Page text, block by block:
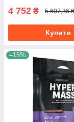
4 752 ₴ 5 607,36 ₴
Купити
–15%